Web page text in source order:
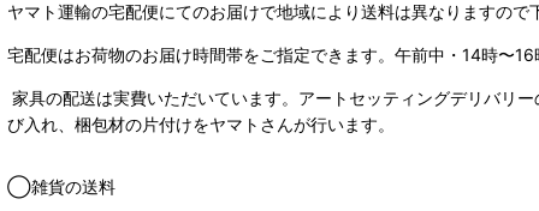
ヤマト運輸の宅配便にてのお届けで地域により送料は異なりますので
宅配便はお荷物のお届け時間帯をご指定できます。 午前中・14時〜
家具の配送は実費いただいています。アートセッティングデリバリ
び入れ、梱包材の片付けをヤマトさんが行います。
◯雑貨の送料